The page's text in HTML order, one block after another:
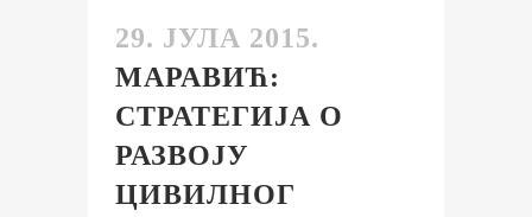
29. ЈУЛА 2015.
МАРАВИЋ:
СТРАТЕГИЈА О
РАЗВОЈУ
ЦИВИЛНОГ